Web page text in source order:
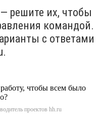
решите их, чтобы
командой.
с ответами
проектов hh.ru